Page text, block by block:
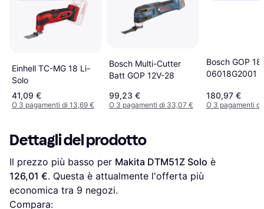
Einhell TC-MG 18 Li-
Solo
41,09 €
O 3 pagamenti di 13,69 €
Bosch Multi-Cutter
Batt GOP 12V-28
99,23 €
O 3 pagamenti di 33,07 €
Bosch GOP
06018G2001
Batteria
180,97 €
O 3 pagamenti
Dettagli del prodotto
Il prezzo più basso per Makita DTM51Z Solo
126,01 €. Questa è attualmente l'offerta più
economica tra 9 negozi.
Compara: